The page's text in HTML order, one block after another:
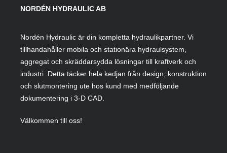
NORDÉN HYDRAULIC AB
Nordén Hydraulic är din kompletta hydraulikpartner. Vi
tillhandahåller mobila och stationära hydraulsystem,
aggregat och skräddarsydda lösningar till kraftverk och
industri. Detta täcker hela kedjan från design, konstruktion
och slutmontering ute hos kund med medföljande
dokumentering i 3-D CAD.
Välkommen till oss!